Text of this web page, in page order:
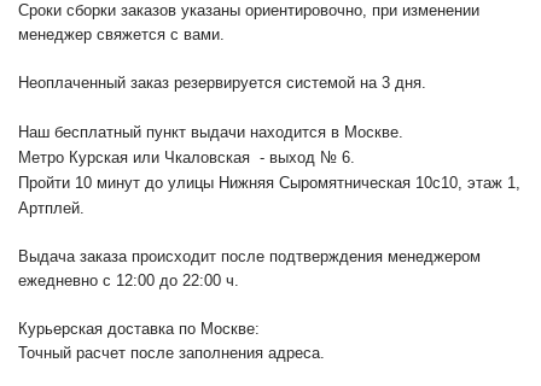
Сроки сборки заказов указаны ориентировочно, при изменении
менеджер свяжется с вами.
Неоплаченный заказ резервируется системой на 3 дня.
Наш бесплатный пункт выдачи находится в Москве.
Метро Курская или Чкаловская - выход № 6.
Пройти 10 минут до улицы Нижняя Сыромятническая 10с10, этаж 1,
Артплей.
Выдача заказа происходит после подтверждения менеджером
ежедневно с 12:00 до 22:00 ч.
Курьерская доставка по Москве:
Точный расчет после заполнения адреса.